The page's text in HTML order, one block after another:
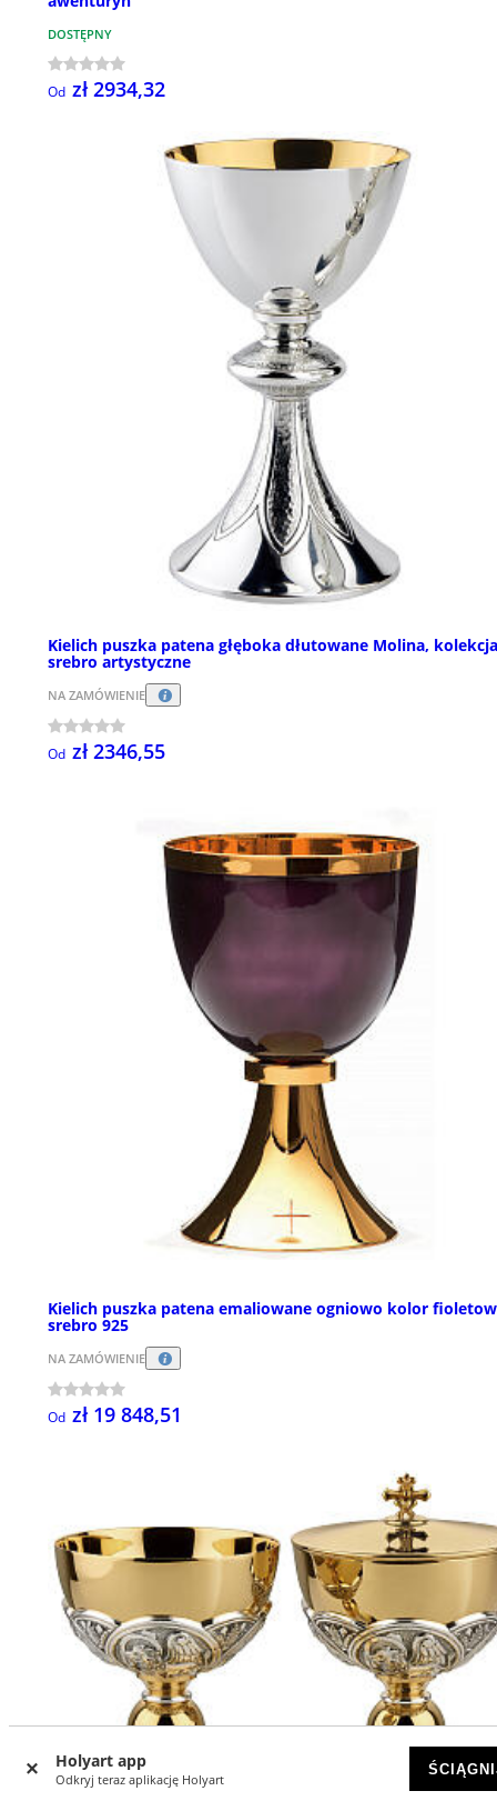
Holyart app
Odkryj teraz aplikację Holyart
DOSTĘPNY
Od zł 2934,32
Kielich puszka patena głęboka dłutowane Molina, kolekcja
srebro artystyczne
NA ZAMÓWIENIE
Od zł 2346,55
Kielich puszka patena emaliowane ogniowo kolor
srebro 925
NA ZAMÓWIENIE
Od zł 19 848,51